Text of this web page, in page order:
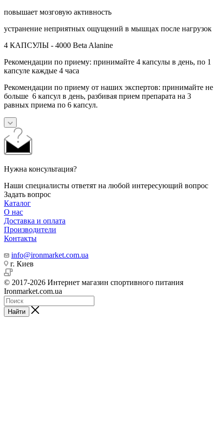
повышает мозговую активность
устранение неприятных ощущений в мышцах после нагрузок
4 КАПСУЛЫ - 4000 Beta Alanine
Рекомендации по приему: принимайте 4 капсулы в день, по 1
капсуле каждые 4 часа
Рекомендации по приему от наших экспертов: принимайте не
больше 6 капсул в день, разбивая прием препарата на 3
равных приема по 6 капсул.
Нужна консультация?
Наши специалисты ответят на любой интересующий вопрос
Задать вопрос
Каталог
О нас
Доставка и оплата
Производители
Контакты
info@ironmarket.com.ua
г. Киев
© 2017-2026 Интернет магазин спортивного питания
Ironmarket.com.ua
Найти